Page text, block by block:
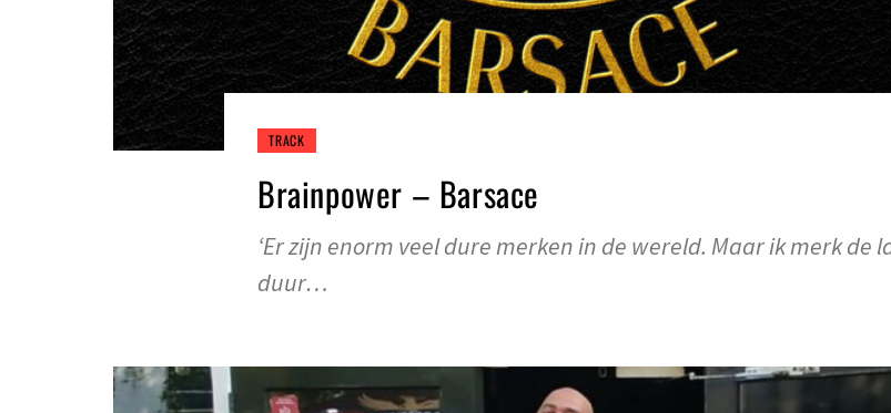
TRACK
Brainpower – Barsace
‘Er zijn enorm veel dure merken in de wereld. Maar ik merk de
duur…